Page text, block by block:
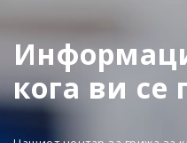
кога ви се